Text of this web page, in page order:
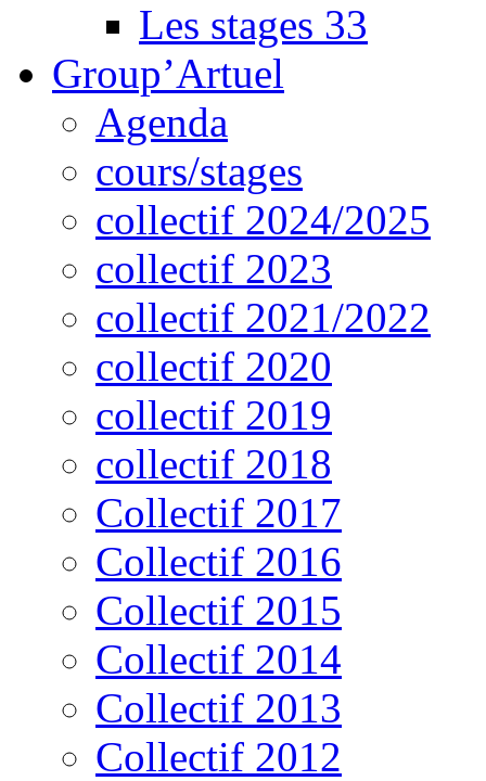
Les stages 33
Group’Artuel
Agenda
cours/stages
collectif 2024/2025
collectif 2023
collectif 2021/2022
collectif 2020
collectif 2019
collectif 2018
Collectif 2017
Collectif 2016
Collectif 2015
Collectif 2014
Collectif 2013
Collectif 2012